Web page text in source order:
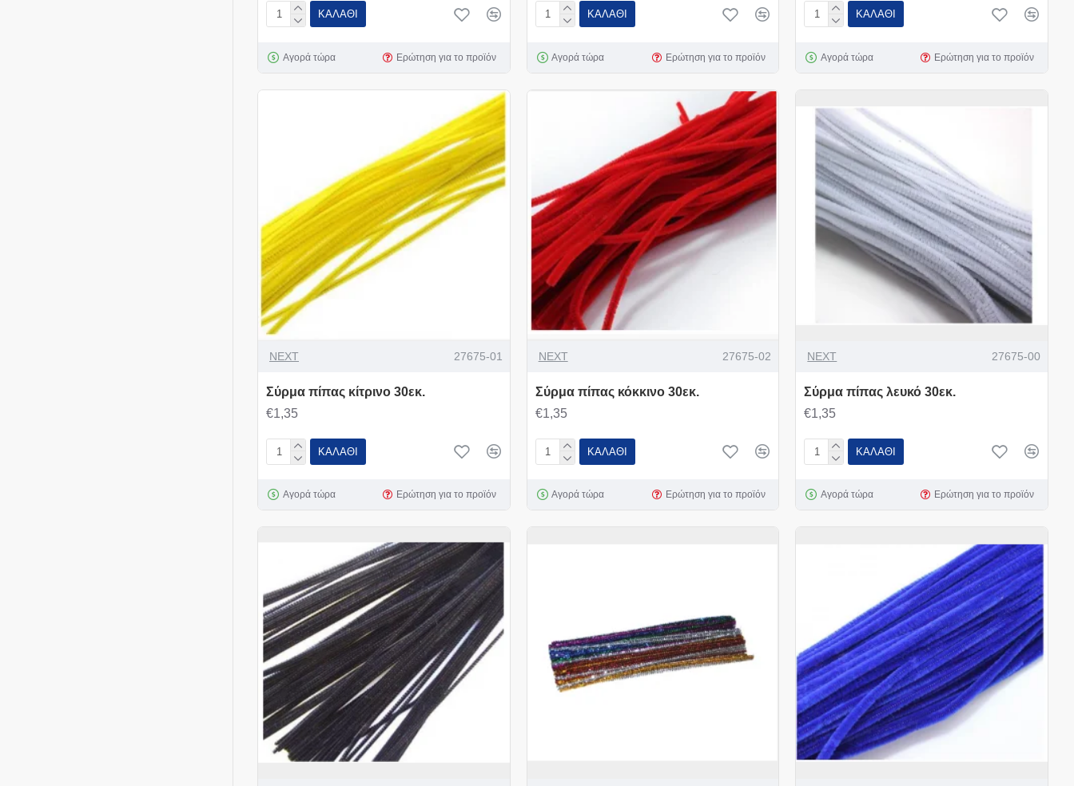
ΚΑΛΆΘΙ
Αγορά τώρα Ερώτηση για το προϊόν
ΚΑΛΆΘΙ
Αγορά τώρα Ερώτηση για το προϊόν
ΚΑΛΆΘΙ
Αγορά τώρα Ερώτηση για το προϊόν
NEXT 27675-01
Σύρμα πίπας κίτρινο 30εκ.
€1,35
ΚΑΛΆΘΙ
Αγορά τώρα Ερώτηση για το προϊόν
NEXT 27675-02
Σύρμα πίπας κόκκινο 30εκ.
€1,35
ΚΑΛΆΘΙ
Αγορά τώρα Ερώτηση για το προϊόν
NEXT 27675-00
Σύρμα πίπας λευκό 30εκ.
€1,35
ΚΑΛΆΘΙ
Αγορά τώρα Ερώτηση για το προϊόν